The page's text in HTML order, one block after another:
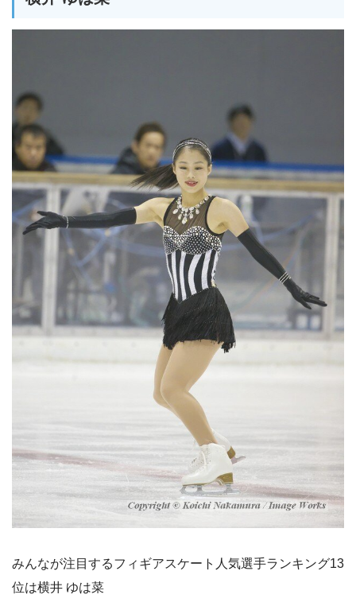
みんなが注目するフィギアスケート人気選手ランキング13
位は横井 ゆは菜